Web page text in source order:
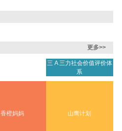
更多>>
三 A 三力社会价值评价体
系
香橙妈妈 山鹰计划